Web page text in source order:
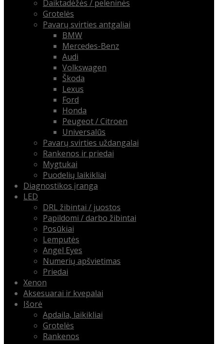
Daiktadėžės / peleninės
Grotelės
Pavarų svirties antgaliai
BMW
Mercedes-Benz
Audi
Volkswagen
Škoda
Lexus
Ford
Honda
Peugeot / Citroen
Universalūs
Pavarų svirties uždangalai
Rankenos ir priedai
Mygtukai
Puodelių laikikliai
Diagnostikos įranga
LED
DRL žibintai / juostos
Papildomi / darbo žibintai
Posūkiai
Lemputės
Angel Eyes
Numerių apšvietimas
Priedai
Xenon
Aksesuarai ir kvepalai
Išorė
Apdaila, laikikliai
Grotelės
Rankenos